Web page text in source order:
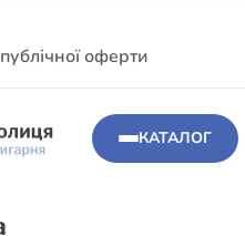
оферти
КАТАЛОГ